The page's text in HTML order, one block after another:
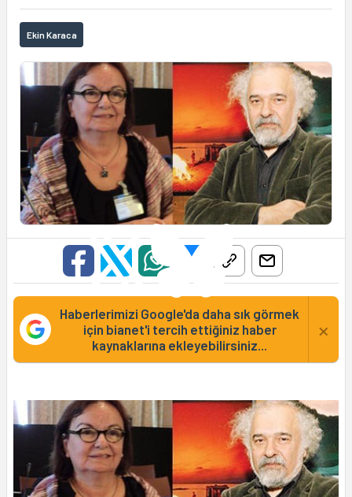
Ekin Karaca
Haberlerimizi Google'da daha sık görmek
için bianet'i tercih ettiğiniz haber
kaynaklarına ekleyebilirsiniz...
×